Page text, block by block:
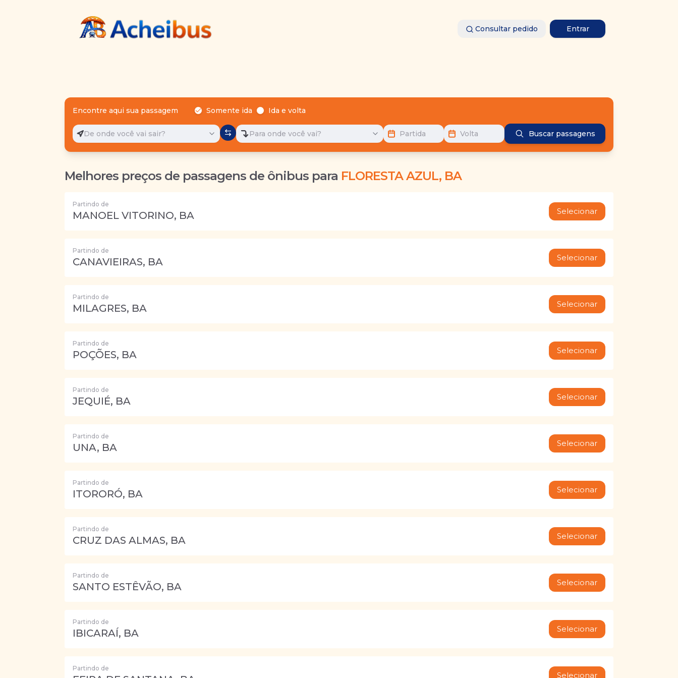
Consultar pedido Entrar
Encontre aqui sua passagem Somente ida Ida e volta
De onde você vai sair? Para onde você vai? Partida Volta Buscar passagens
Melhores preços de passagens de ônibus para FLORESTA AZUL, BA
Partindo de
MANOEL VITORINO, BA Selecionar
Partindo de
CANAVIEIRAS, BA Selecionar
Partindo de
MILAGRES, BA Selecionar
Partindo de
POÇÕES, BA Selecionar
Partindo de
JEQUIÉ, BA Selecionar
Partindo de
UNA, BA Selecionar
Partindo de
ITORORÓ, BA Selecionar
Partindo de
CRUZ DAS ALMAS, BA Selecionar
Partindo de
SANTO ESTÊVÃO, BA Selecionar
Partindo de
IBICARAÍ, BA Selecionar
Partindo de
Selecionar